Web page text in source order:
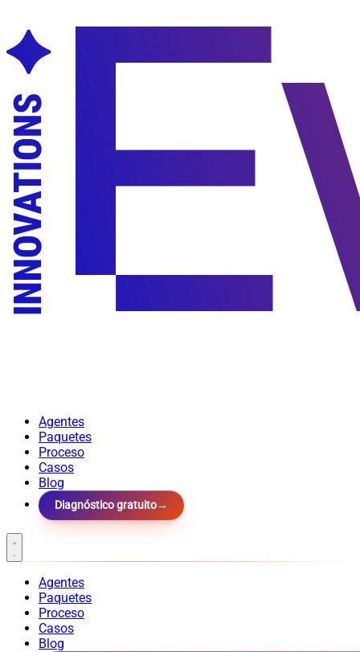
Agentes
Paquetes
Proceso
Casos
Blog
Diagnóstico gratuito→
Agentes
Paquetes
Proceso
Casos
Blog